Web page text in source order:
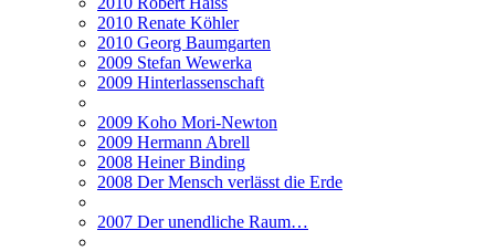
2010 Renate Köhler
2010 Georg Baumgarten
2009 Stefan Wewerka
2009 Hinterlassenschaft
2009 Koho Mori-Newton
2009 Hermann Abrell
2008 Heiner Binding
2008 Der Mensch verlässt die Erde
2007 Der unendliche Raum…